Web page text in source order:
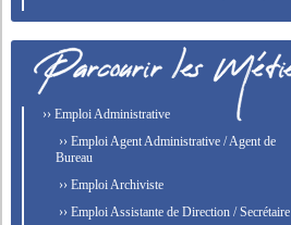
›› Emploi Administrative
›› Emploi Agent Administrative / Agent de
Bureau
›› Emploi Archiviste
›› Emploi Assistante de Direction / Secrétaire